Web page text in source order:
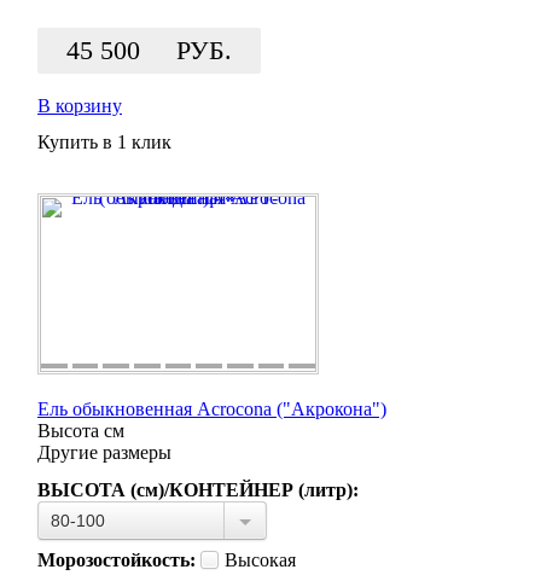
45 500 РУБ.
В корзину
Купить в 1 клик
Ель обыкновенная Acrocona ("Акрокона")
Высота см
Другие размеры
ВЫСОТА (см)/КОНТЕЙНЕР (литр):
80-100
Морозостойкость:
Высокая